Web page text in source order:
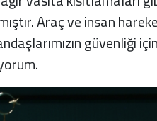
Araç ve insan
güvenliği